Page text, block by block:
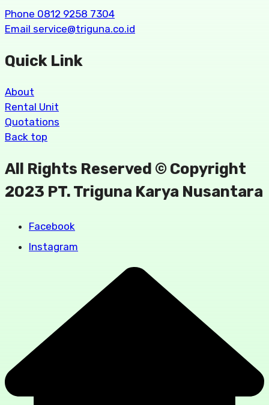
Phone 0812 9258 7304
Email service@triguna.co.id
Quick Link
About
Rental Unit
Quotations
Back top
All Rights Reserved © Copyright
2023 PT. Triguna Karya Nusantara
Facebook
Instagram